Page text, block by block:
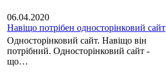
06.04.2020
Навіщо потрібен односторінковий сайт
Односторінковий сайт. Навіщо він
потрібний. Односторінковий сайт -
що…